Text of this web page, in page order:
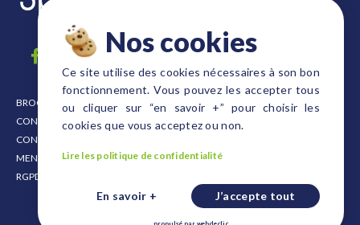
BROCHURE
CONDITIONNEMENT
CONDITIONS DE VENTE
MENTIONS LÉGALES
RGPD
PLAQUES FORMAT EURO
PLAQUES FORMAT DANOIS
PLAQUES FRAISES
CAISSES ET SUPPORTS
Nos cookies
Ce site utilise des cookies nécessaires à son bon
fonctionnement. Vous pouvez les accepter tous
ou cliquer sur “en savoir +” pour choisir les
cookies que vous acceptez ou non.
Lire les politique de confidentialité
En savoir + J’accepte tout
propulsé par webdeclic